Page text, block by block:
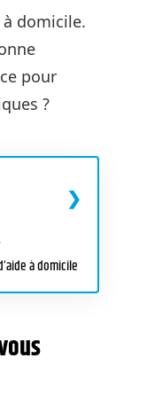
domicile.
pour
?
à domicile